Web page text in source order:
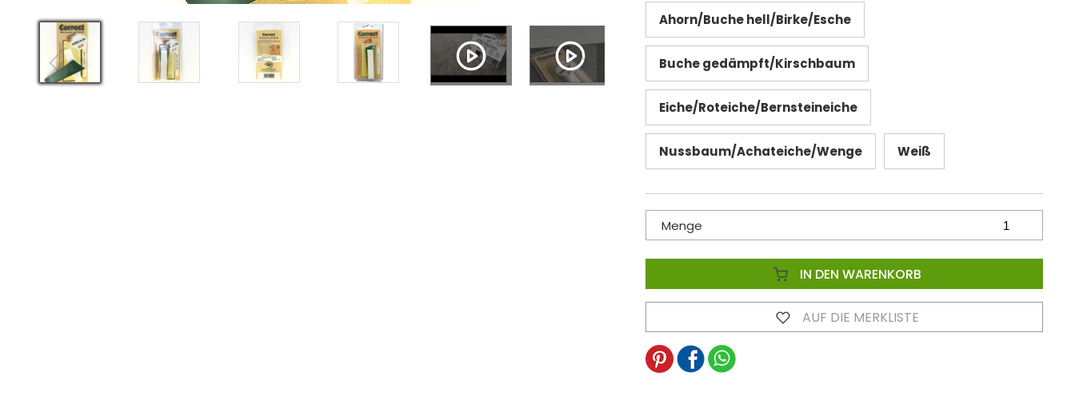
Ahorn/Buche hell/Birke/Esche
Buche gedämpft/Kirschbaum
Eiche/Roteiche/Bernsteineiche
Nussbaum/Achateiche/Wenge Weiß
Menge
IN DEN WARENKORB
AUF DIE MERKLISTE